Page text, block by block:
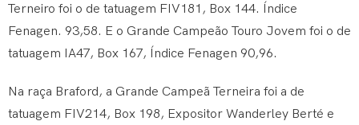
Terneiro foi o de tatuagem FIV181, Box 144. Índice
Fenagen. 93,58. E o Grande Campeão Touro Jovem foi o de
tatuagem IA47, Box 167, Índice Fenagen 90,96.
Na raça Braford, a Grande Campeã Terneira foi a de
tatuagem FIV214, Box 198, Expositor Wanderley Berté e